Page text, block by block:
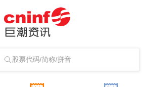
股票代码/简称/拼音